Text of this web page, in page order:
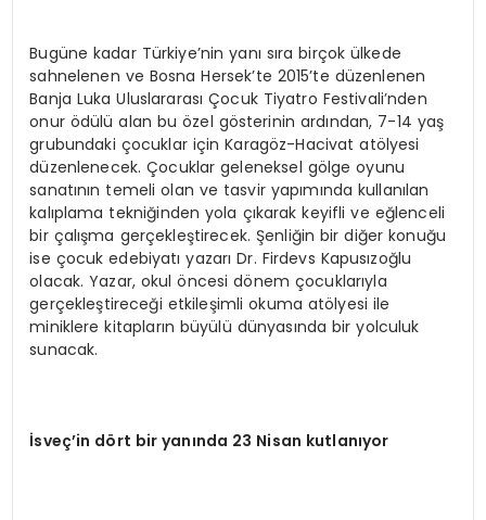
Bugüne kadar Türkiye’nin yanı sıra birçok ülkede
sahnelenen ve Bosna Hersek’te 2015’te düzenlenen
Banja Luka Uluslararası Çocuk Tiyatro Festivali’nden
onur ödülü alan bu özel gösterinin ardından, 7-14 yaş
grubundaki çocuklar için Karagöz-Hacivat atölyesi
düzenlenecek. Çocuklar geleneksel gölge oyunu
sanatının temeli olan ve tasvir yapımında kullanılan
kalıplama tekniğinden yola çıkarak keyifli ve eğlenceli
bir çalışma gerçekleştirecek. Şenliğin bir diğer konuğu
ise çocuk edebiyatı yazarı Dr. Firdevs Kapusızoğlu
olacak. Yazar, okul öncesi dönem çocuklarıyla
gerçekleştireceği etkileşimli okuma atölyesi ile
miniklere kitapların büyülü dünyasında bir yolculuk
sunacak.
İsveç’in dört bir yanında 23 Nisan kutlanıyor